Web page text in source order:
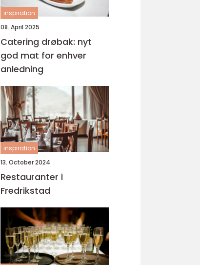
inspiration
08. April 2025
Catering drøbak: nyt
god mat for enhver
anledning
inspiration
13. October 2024
Restauranter i
Fredrikstad